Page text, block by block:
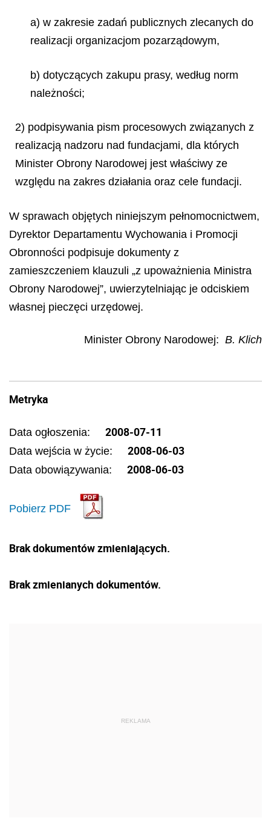
a) w zakresie zadań publicznych zlecanych do
realizacji organizacjom pozarządowym,
b) dotyczących zakupu prasy, według norm
należności;
2) podpisywania pism procesowych związanych z
realizacją nadzoru nad fundacjami, dla których
Minister Obrony Narodowej jest właściwy ze
względu na zakres działania oraz cele fundacji.
W sprawach objętych niniejszym pełnomocnictwem,
Dyrektor Departamentu Wychowania i Promocji
Obronności podpisuje dokumenty z
zamieszczeniem klauzuli „z upoważnienia Ministra
Obrony Narodowej”, uwierzytelniając je odciskiem
własnej pieczęci urzędowej.
Minister Obrony Narodowej: B. Klich
Metryka
Data ogłoszenia: 2008-07-11
Data wejścia w życie: 2008-06-03
Data obowiązywania: 2008-06-03
Pobierz PDF
Brak dokumentów zmieniających.
Brak zmienianych dokumentów.